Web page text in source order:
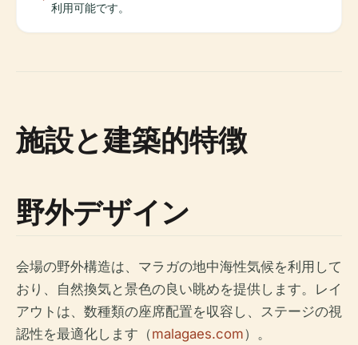
利用可能です。
施設と建築的特徴
野外デザイン
会場の野外構造は、マラガの地中海性気候を利用して
おり、自然換気と景色の良い眺めを提供します。レイ
アウトは、数種類の座席配置を収容し、ステージの視
認性を最適化します（malagaes.com）。